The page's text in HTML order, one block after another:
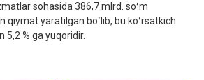
sohasida 386,7 mlrd. soʻm
qiymat yaratilgan boʻlib, bu koʻrsatkich
5,2 % ga yuqoridir.